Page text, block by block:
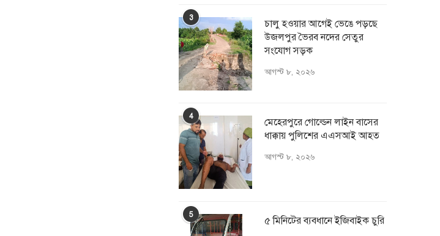
3
চালু হওয়ার আগেই ভেঙে পড়ছে
উজলপুর ভৈরব নদের সেতুর
সংযোগ সড়ক
আগস্ট ৮, ২০২৬
4
মেহেরপুরে গোল্ডেন লাইন বাসের
ধাক্কায় পুলিশের এএসআই আহত
আগস্ট ৮, ২০২৬
5 ৫ মিনিটের ব্যবধানে ইজিবাইক চুরি